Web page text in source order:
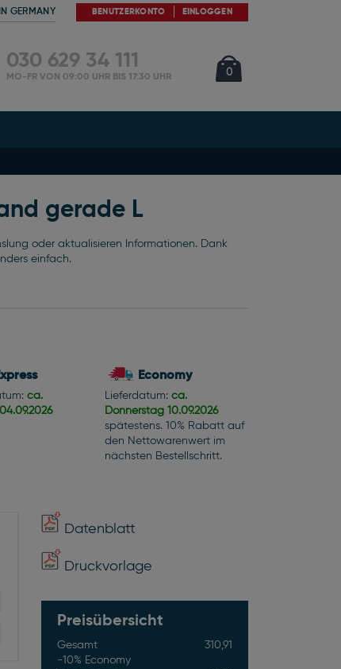
GERMANY BENUTZERKONTO EINLOGGEN
0Artikel
030 629 34 111
MO-FR VON 09:00 UHR BIS 17:30 UHR
gerade L
oder aktualisieren Informationen. Dank
einfach.
ca.
04.09.2026
Economy
Lieferdatum: ca.
Donnerstag 10.09.2026
spätestens. 10% Rabatt auf
den Nettowarenwert im
nächsten Bestellschritt.
Datenblatt
Druckvorlage
Preisübersicht
Gesamt
310,91
-10% Economy